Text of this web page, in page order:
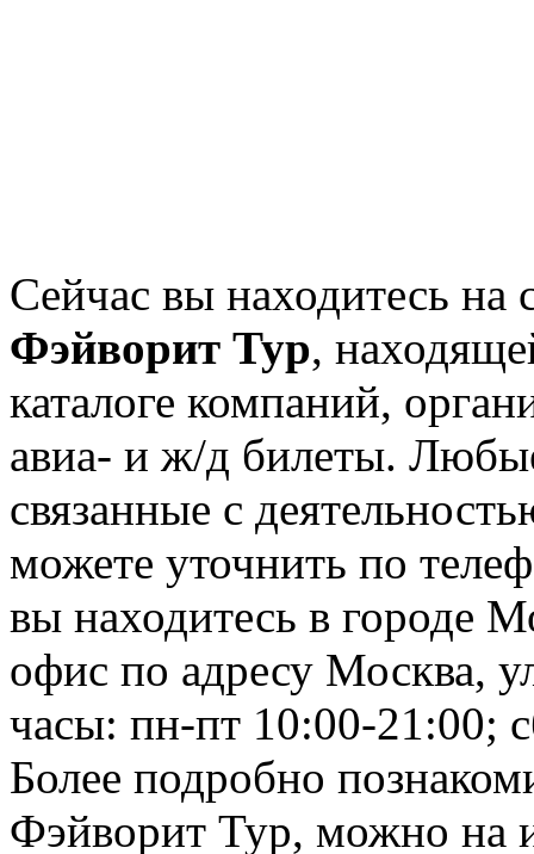
Сейчас вы находитесь на
Фэйворит Тур,
каталоге компаний,
авиа- и ж/д билеты.
связанные с
можете уточнить по
вы находитесь в городе
офис по адресу Москва,
часы: пн-пт 10:00-21:00;
Более подробно
Фэйворит Тур, можно на